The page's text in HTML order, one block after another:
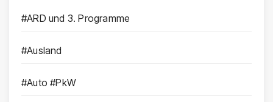
#ARD und 3. Programme
#Ausland
#Auto #PkW